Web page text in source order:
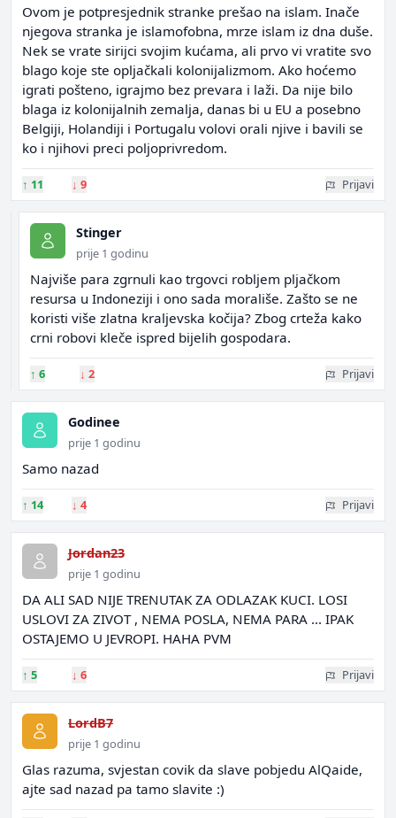
Ovom je potpresjednik stranke prešao na islam. Inače
njegova stranka je islamofobna, mrze islam iz dna duše.
Nek se vrate sirijci svojim kućama, ali prvo vi vratite svo
blago koje ste opljačkali kolonijalizmom. Ako hoćemo
igrati pošteno, igrajmo bez prevara i laži. Da nije bilo
blaga iz kolonijalnih zemalja, danas bi u EU a posebno
Belgiji, Holandiji i Portugalu volovi orali njive i bavili se
ko i njihovi preci poljoprivredom.
↑ 11 ↓ 9 Prijavi
Stinger
prije 1 godinu
Najviše para zgrnuli kao trgovci robljem pljačkom
resursa u Indoneziji i ono sada morališe. Zašto se ne
koristi više zlatna kraljevska kočija? Zbog crteža kako
crni robovi kleče ispred bijelih gospodara.
↑ 6 ↓ 2 Prijavi
Godinee
prije 1 godinu
Samo nazad
↑ 14 ↓ 4 Prijavi
Jordan23
prije 1 godinu
DA ALI SAD NIJE TRENUTAK ZA ODLAZAK KUCI. LOSI
USLOVI ZA ZIVOT , NEMA POSLA, NEMA PARA ... IPAK
OSTAJEMO U JEVROPI. HAHA PVM
↑ 5 ↓ 6 Prijavi
LordB7
prije 1 godinu
Glas razuma, svjestan covik da slave pobjedu AlQaide,
ajte sad nazad pa tamo slavite :)